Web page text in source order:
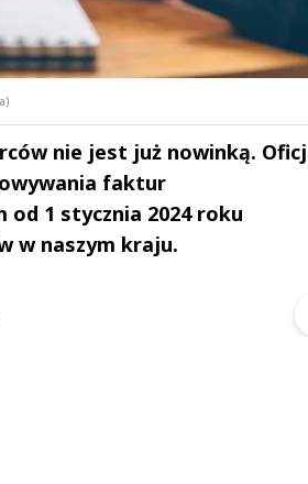
nie jest już nowinką.
faktur
1 stycznia 2024 roku
w naszym kraju.